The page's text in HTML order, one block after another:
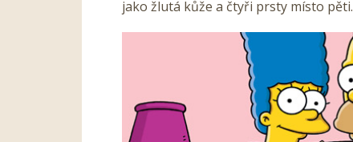
jako žlutá kůže a čtyři prsty místo pěti.